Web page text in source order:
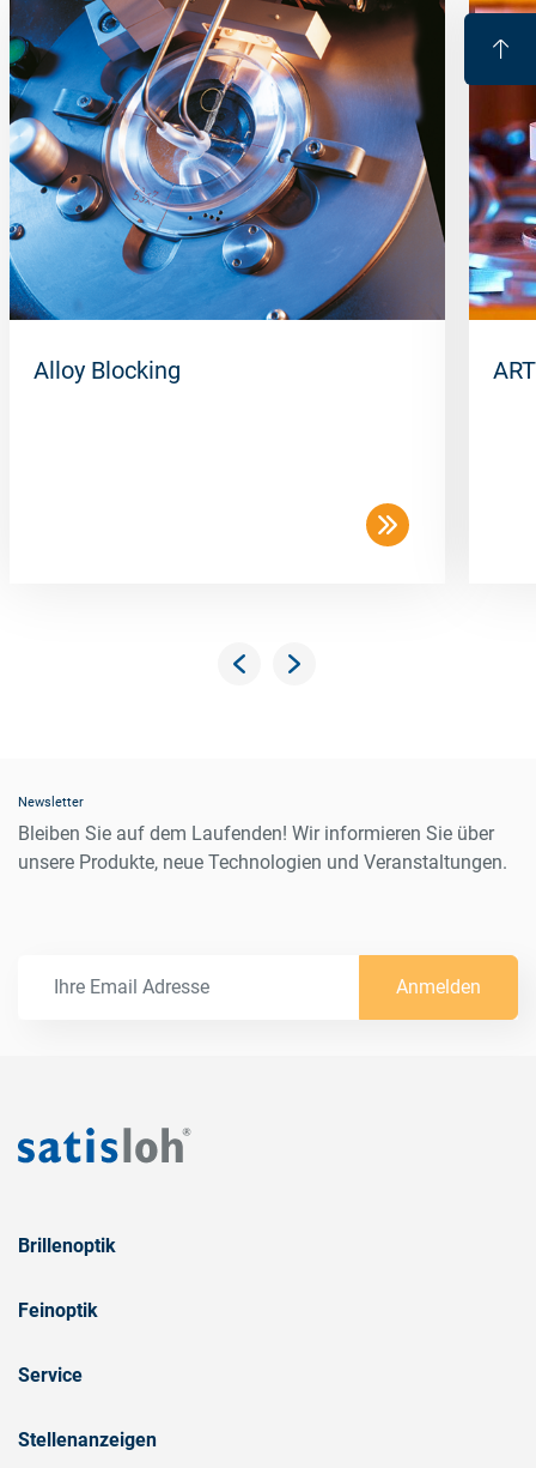
Alloy Blocking
Newsletter
Bleiben Sie auf dem Laufenden! Wir informieren Sie über
unsere Produkte, neue Technologien und Veranstaltungen.
Anmelden
Brillenoptik
Feinoptik
Service
Stellenanzeigen